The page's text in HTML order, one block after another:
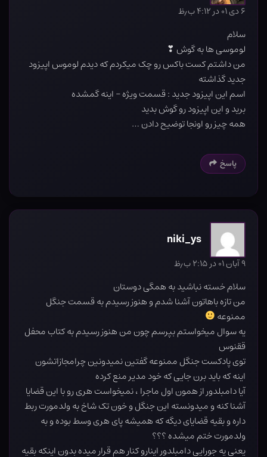
۶ دی ۰۱ در ۴:۱۲ ب٫ظ
سلام
لوموسی ها به گوش ❣
من داشتم کست باکس رو چک میکردم که دیدم لوموس اپیزود
جدید گذاشته
اسم این اپیزود جدید : قسمت ویژه – اینه گمشده
برید و این اپیزود رو گوش بدید
همه چیز رو اونجا توضیح دادن …
پاسخ
niki_ys
۹ آبان ۰۱ در ۲:۱۵ ب٫ظ
سلام خسته نباشید به همگی دوستان
من تازه باهاتون آشنا شدم و هنوز رسیدم به قسمت جنگل
ممنوعه
یه سوال میخواستم بپرسم چون من هنوز رسیدم به کتاب محفل
ققنوس
توی پادکست جنگل ممنوعه گفتین نمیدونین چرامجازاتشون
اینه که باید برن جایی که خود مدیر منع کرده
آیا دامبلدور از همون اول ماجرا ، نمیخواست هری رو با این قضایا
آشنا کنه و میدونسته این جنگل و خون تک شاخ به ولدمورت ربط
داره و بقیه قضایای دیگه که همیشه پای هری وسط بوده و به
ولدمورت ختم میشده ؟؟؟
یعنی یه جورایی دامبلدور اینارو کنار هم قرار میده بدون اینکه بقیه